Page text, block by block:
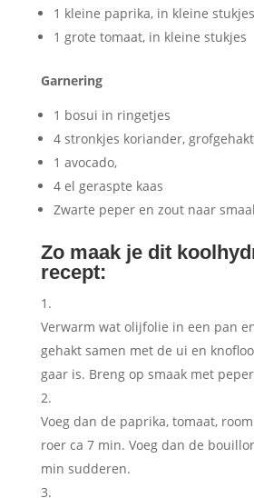
1 kleine paprika, in kleine stukjes
1 grote tomaat, in kleine stukjes
Garnering
1 bosui in ringetjes
4 stronkjes koriander, grofgehakt
1 avocado,
4 el geraspte kaas
Zwarte peper en zout naar
Zo maak je dit
recept:
Verwarm wat olijfolie in een pan
gehakt samen met de ui en
gaar is. Breng op smaak met
Voeg dan de paprika, tomaat,
roer ca 7 min. Voeg dan de
min sudderen.